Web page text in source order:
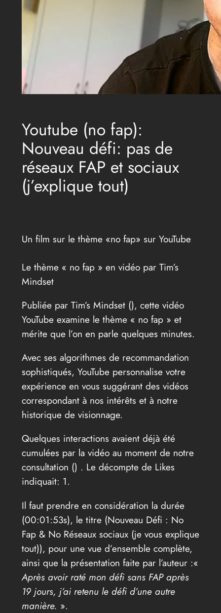
Youtube (no fap):
Nouveau défi: pas de
réseaux FAP et sociaux
(j’explique tout)
Un film sur le thème «no fap» sur YouTube
Le thème « no fap » en vidéo par Tim’s
Mindset
Publiée par Tim’s Mindset (), cette vidéo
YouTube examine le thème « no fap » et
mérite que l’on en parle quelques minutes.
Avec ses algorithmes de recommandation
sophistiqués, YouTube personnalise votre
expérience en vous suggérant des vidéos
correspondant à nos intérêts et à notre
historique de visionnage.
Quelques interactions avaient déjà été
cumulées par la vidéo au moment de notre
consultation () . Le décompte de Likes
indiquait: 1.
Il faut prendre en considération la durée
(00:01:53s), le titre (Nouveau Défi : No
Fap & No Réseaux sociaux (je vous explique
tout)), pour une vue d’ensemble complète,
ainsi que la présentation faite par l’auteur :«
Après avoir raté mon défi sans FAP après
19 jours, j’ai retenu le défi d’une autre
manière. ».